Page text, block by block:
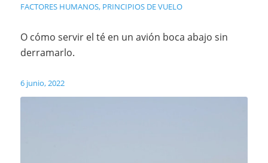
FACTORES HUMANOS, PRINCIPIOS DE VUELO
O cómo servir el té en un avión boca abajo sin
derramarlo.
6 junio, 2022